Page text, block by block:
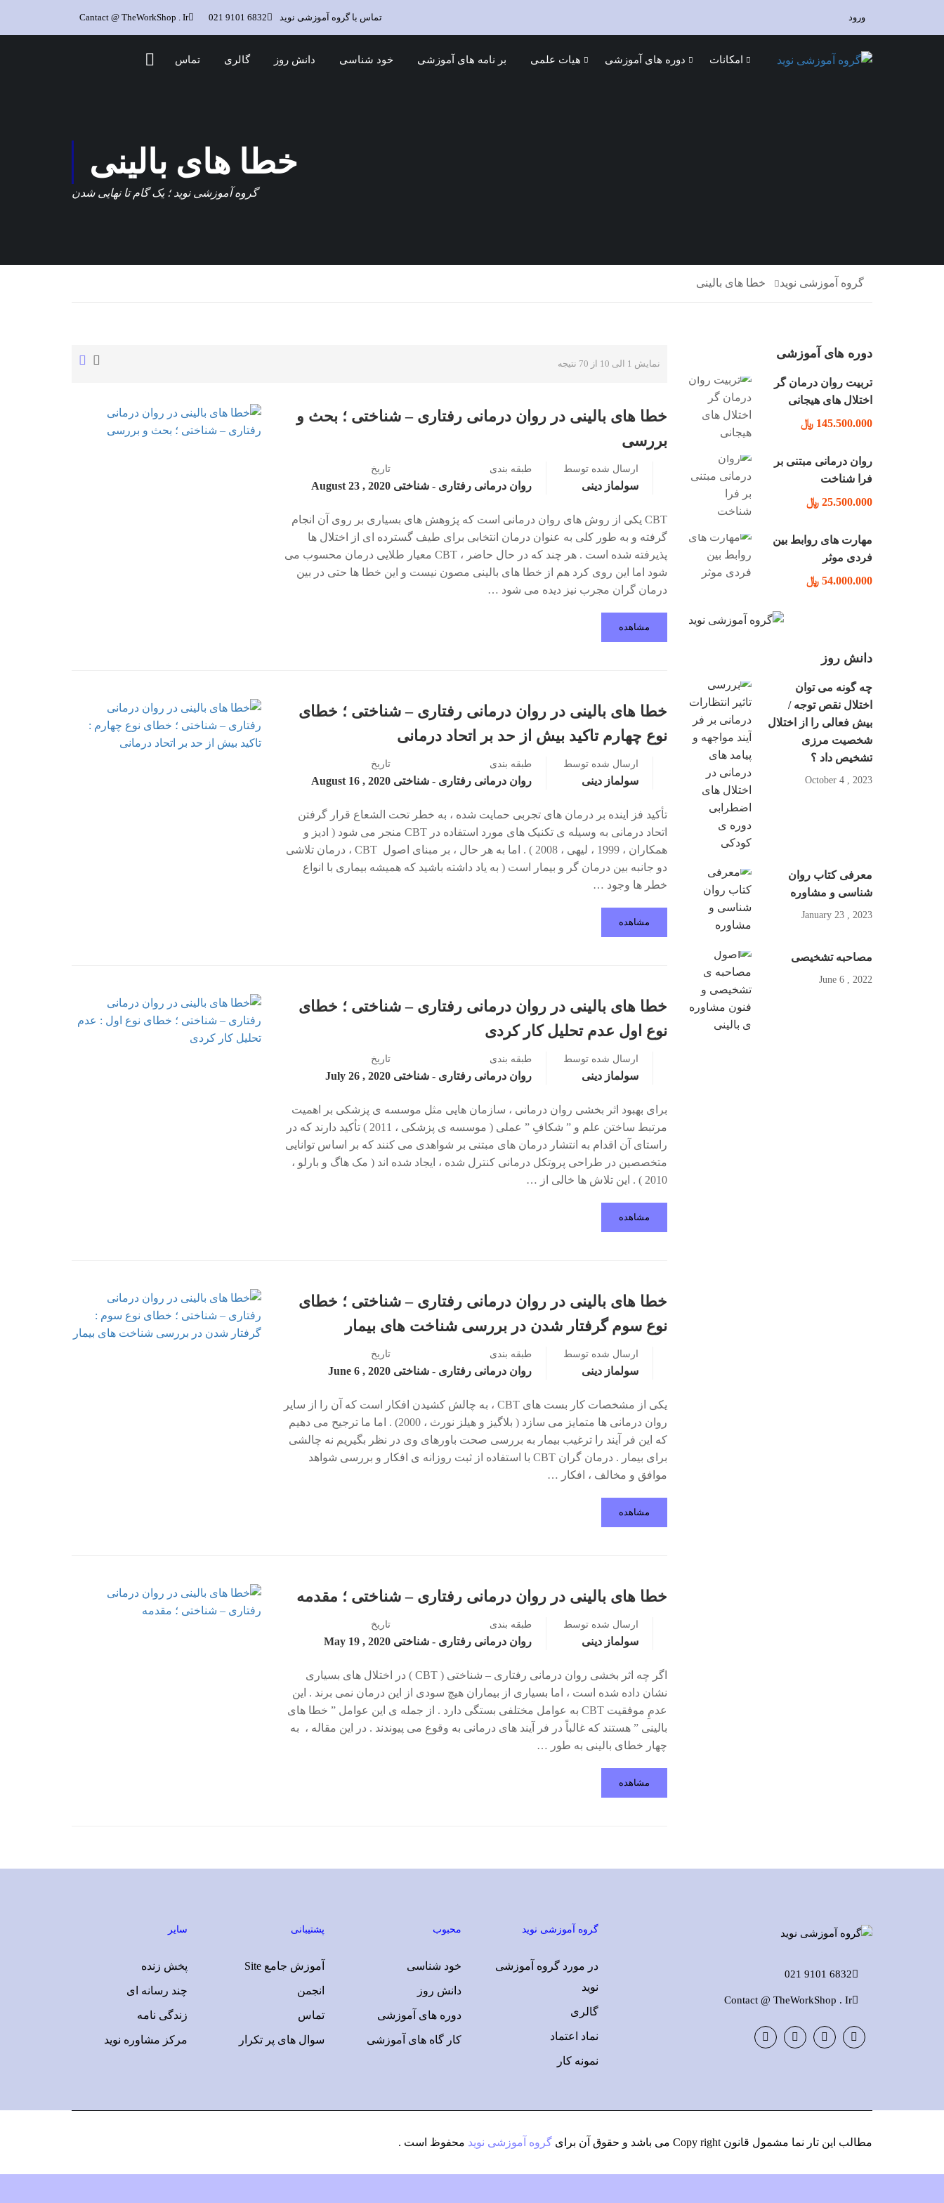
تماس با گروه آموزشی نوید 6832 9101 021
Cantact @ TheWorkShop . Ir ورود
امکانات دوره های آموزشی هیات علمی بر نامه های آموزشی خود شناسی دانش روز گالری تماس
خطا های بالینی
گروه آموزشی نوید ؛ یک گام تا نهایی شدن
گروه آموزشی نوید خطا های بالینی
نمایش 1 الی 10 از 70 نتیجه
خطا های بالینی در روان درمانی رفتاری – شناختی ؛ بحث و
بررسی
ارسال شده توسط
سولماز دینی
طبقه بندی
روان درمانی رفتاری - شناختی
تاریخ
2020 , August 23
CBT یکی از روش های روان درمانی است که پژوهش های بسیاری بر روی آن انجام
گرفته و به طور کلی به عنوان درمان انتخابی برای طیف گسترده ای از اختلال ها
پذیرفته شده است . هر چند که در حال حاضر ، CBT معیار طلایی درمان محسوب می
شود اما این روی کرد هم از خطا های بالینی مصون نیست و این خطا ها حتی در بین
درمان گران مجرب نیز دیده می شود …
مشاهده
خطا های بالینی در روان درمانی رفتاری – شناختی ؛ خطای
نوع چهارم تاکید بیش از حد بر اتحاد درمانی
ارسال شده توسط
سولماز دینی
طبقه بندی
روان درمانی رفتاری - شناختی
تاریخ
2020 , August 16
تأکید فز اینده بر درمان های تجربی حمایت شده ، به خطر تحت الشعاع قرار گرفتن
اتحاد درمانی به وسیله ی تکنیک های مورد استفاده در CBT منجر می ­شود ( ادیز و
همکاران ، 1999 ، لیهی ، 2008 ) . اما به هر حال ، بر مبنای اصول CBT ، درمان تلاشی
دو جانبه بین درمان گر و بیمار است ( به یاد داشته باشید که همیشه بیماری با انواع
خطر ها وجود …
مشاهده
خطا های بالینی در روان درمانی رفتاری – شناختی ؛ خطای
نوع اول عدم تحلیل کار کردی
ارسال شده توسط
سولماز دینی
طبقه بندی
روان درمانی رفتاری - شناختی
تاریخ
2020 , July 26
برای بهبود اثر بخشی روان درمانی ، سازمان هایی مثل موسسه ی پزشکی بر اهمیت
مرتبط ساختن علم و ” شکافِ ” عملی ( موسسه ی پزشکی ، 2011 ) تأکید دارند که در
راستای آن اقدام به انتشار درمان های مبتنی بر شواهدی می کنند که بر اساس توانایی
متخصصین در طراحی پروتکل درمانی کنترل شده ، ایجاد شده اند ( مک هاگ و بارلو ،
2010 ) . این تلاش ها خالی از …
مشاهده
خطا های بالینی در روان درمانی رفتاری – شناختی ؛ خطای
نوع سوم گرفتار شدن در بررسی شناخت های بیمار
ارسال شده توسط
سولماز دینی
طبقه بندی
روان درمانی رفتاری - شناختی
تاریخ
2020 , June 6
یکی از مشخصات کار بست های CBT ، به چالش کشیدن افکار است که آن را از سایر
روان درمانی ها متمایز می سازد ( بلاگیز و هیلز نورث ، 2000) . اما ما ترجیح می دهیم
که این فر آیند را ترغیب بیمار به بررسی صحت باورهای وی در نظر بگیریم نه چالشی
برای بیمار . درمان گران CBT با استفاده از ثبت روزانه ی افکار و بررسی شواهد
موافق و مخالف ، افکار …
مشاهده
خطا های بالینی در روان درمانی رفتاری – شناختی ؛ مقدمه
ارسال شده توسط
سولماز دینی
طبقه بندی
روان درمانی رفتاری - شناختی
تاریخ
2020 , May 19
اگر چه اثر بخشی روان درمانی رفتاری – شناختی ( CBT ) در اختلال های بسیاری
نشان داده شده است ، اما بسیاری از بیماران هیچ سودی از این درمان نمی برند . این
عدمِ موفقیت CBT به عوامل مختلفی بستگی دارد . از جمله ی این عوامل ” خطا های
بالینی ” هستند که غالباً در فر آیند های درمانی به وقوع می پیوندند . در این مقاله ، به
چهار خطای بالینی به طور …
مشاهده
دوره های آموزشی
تربیت روان درمان گر
اختلال های هیجانی
145.500.000 ﷼
روان درمانی مبتنی بر
فرا شناخت
25.500.000 ﷼
مهارت های روابط بین
فردی موثر
54.000.000 ﷼
دانش روز
چه گونه می توان
اختلال نقص توجه /
بیش فعالی را از اختلال
شخصیت مرزی
تشخیص داد ؟
2023 , October 4
معرفی کتاب روان
شناسی و مشاوره
2023 , January 23
مصاحبه تشخیصی
2022 , June 6
6832 9101 021
Contact @ TheWorkShop . Ir
گروه آموزشی نوید
در مورد گروه آموزشی
نوید
گالری
نماد اعتماد
نمونه کار
محبوب
خود شناسی
دانش روز
دوره های آموزشی
کار گاه های آموزشی
پشتیبانی
آموزش جامع Site
انجمن
تماس
سوال های پر تکرار
سایر
پخش زنده
چند رسانه ای
زندگی نامه
مرکز مشاوره نوید
مطالب این تار نما مشمول قانون Copy right می باشد و حقوق آن برای گروه آموزشی نوید محفوظ است .